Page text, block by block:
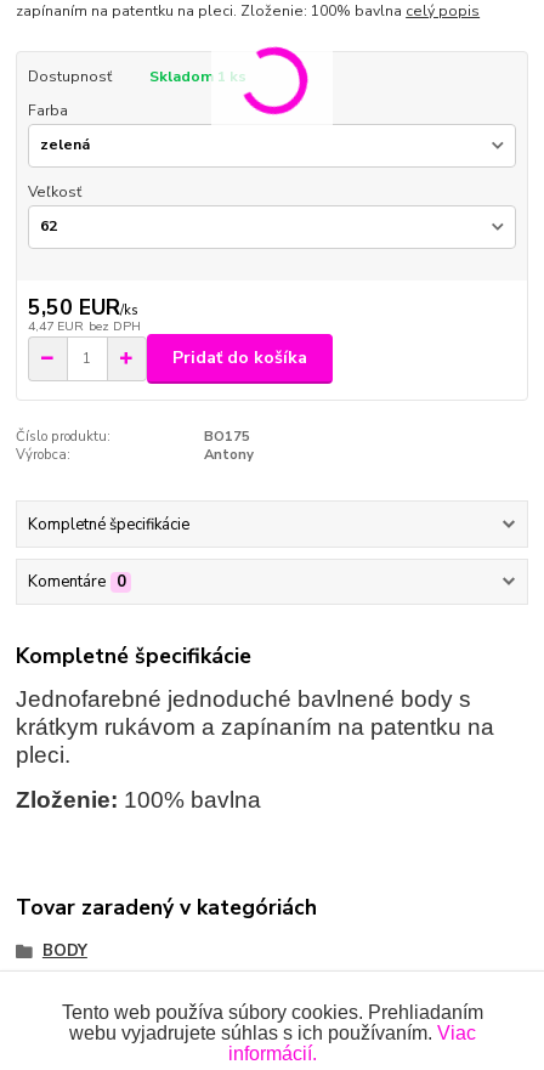
zapínaním na patentku na pleci. Zloženie: 100% bavlna celý popis
Dostupnosť
Skladom 1 ks
Farba
Veľkosť
5,50 EUR/ks
4,47 EUR bez DPH
Pridať do košíka
Číslo produktu:
BO175
Výrobca:
Antony
Kompletné špecifikácie
Komentáre 0
Kompletné špecifikácie
Jednofarebné jednoduché bavlnené body s
krátkym rukávom a zapínaním na patentku na
pleci.
Zloženie: 100% bavlna
Tovar zaradený v kategóriách
BODY
Tento web používa súbory cookies. Prehliadaním
webu vyjadrujete súhlas s ich používaním. Viac
informácií.